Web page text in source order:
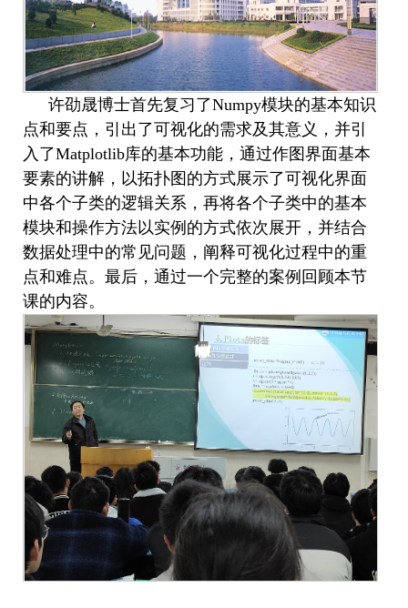
许劭晟博士首先复习了Numpy模块的基本知识
点和要点，引出了可视化的需求及其意义 ， 并引
入了Matplotlib库的基本功能，通过作图界面基本
要素的讲解，以拓扑图的方式展示了可视化界面
中各个子类的逻辑关系 ，再将各个子类中的基本
模块和操作方法以实例的方式依次展开，并结合
数据处理中的常见问题，阐释可视化过程中的重
点和难点。最后 ， 通过一个完整的案例回顾本节
课的内容。